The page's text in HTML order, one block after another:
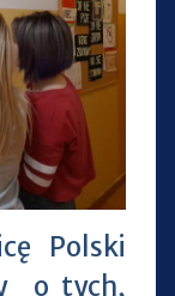
Polski
o tych,